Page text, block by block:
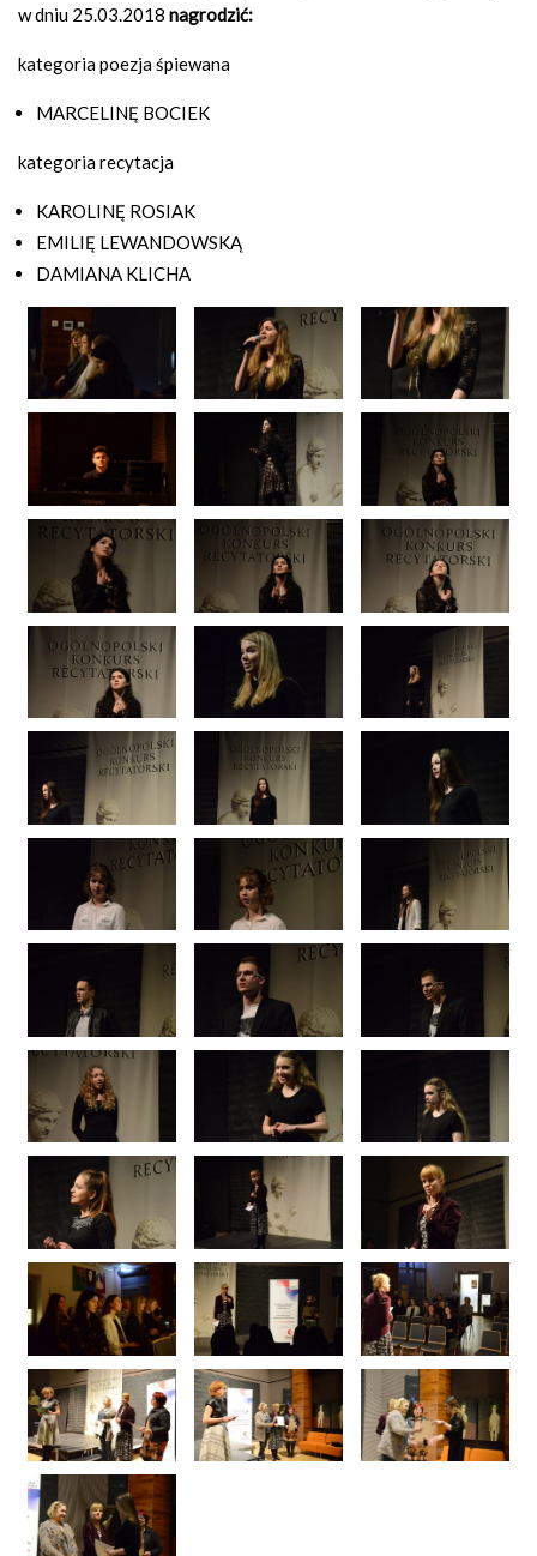
w dniu 25.03.2018 nagrodzić:
kategoria poezja śpiewana
MARCELINĘ BOCIEK
kategoria recytacja
KAROLINĘ ROSIAK
EMILIĘ LEWANDOWSKĄ
DAMIANA KLICHA